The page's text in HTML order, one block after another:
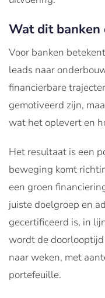
Wat dit
Voor banken
leads naar
financierbare
gemotiveerd zijn,
wat het oplevert en
Het resultaat is een
beweging komt
een groen
juiste doelgroep en
gecertificeerd is, in
wordt de
naar weken, met
portefeuille.